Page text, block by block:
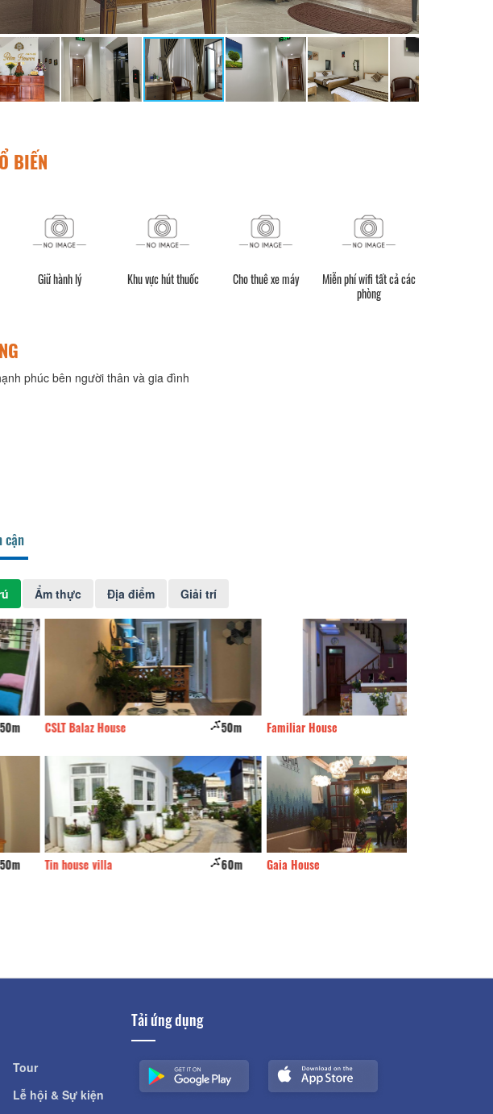
BIẾN
Giữ hành lý Khu vực hút thuốc Cho thuê xe máy
Miễn phí wifi tất cả các
phòng
phúc bên người thân và gia đình
cận
Ẩm thực Địa điểm Giải trí
House
villa
Familiar House
Gaia House
Tour
Lễ hội & Sự kiện
Tải ứng dụng